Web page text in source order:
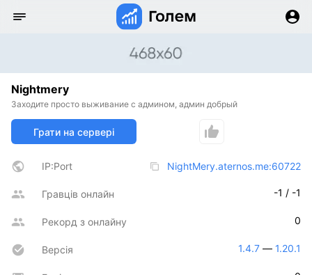
Nightmery
Заходите просто выживание с админом, админ добрый
Грати на сервері
IP:Port NightMery.aternos.me:60722
Гравців онлайн -1 / -1
Рекорд з онлайну 0
Версія 1.4.7 — 1.20.1